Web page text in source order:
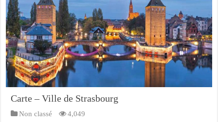
Carte – Ville de Strasbourg
Non classé 4,049